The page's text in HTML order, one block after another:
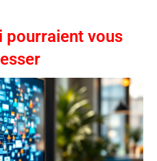
pourraient vous